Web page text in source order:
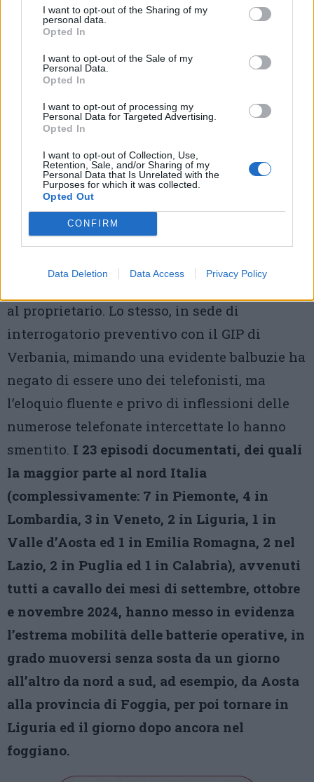
I want to opt-out of the Sharing of my
personal data.
Opted In
I want to opt-out of the Sale of my
Personal Data.
Opted In
I want to opt-out of processing my
Personal Data for Targeted Advertising.
Opted In
I want to opt-out of Collection, Use,
Retention, Sale, and/or Sharing of my
Personal Data that Is Unrelated with the
Purposes for which it was collected.
Opted Out
CONFIRM
Data Deletion Data Access Privacy Policy
la corrispondenza una volta rientrato a
Napoli e consegnato loro
dell’indagine i carabinieri hanno effettuato
anche una perquisizione nell’abitazione dei
telefonisti, dove una stanza era stata adibita
a call-center, per raccogliere ulteriori fonti di
prova. In quell’occasione uno dei due
telefonisti era riuscito a scappare calandosi
da una finestra dileguandosi per i vicoli del
quartiere, ma i militari erano riusciti
comunque ad identificarlo grazie alla chiave
della sua auto lasciata in casa e una volta
al proprietario. Lo stesso, in sede di
interrogatorio preventivo con il GIP di
Verbania, mimando una evidente balbuzie ha
negato di essere uno dei telefonisti, ma
l’eloquio fluente e privo di inflessioni delle
numerose telefonate intercettate lo hanno
smentito. I 23 episodi documentati, dei quali
la maggior parte al nord Italia
(complessivamente: 7 in Piemonte, 4 in
Lombardia, 3 in Veneto, 2 in Liguria, 1 in
Valle d’Aosta ed 1 in Emilia Romagna, 2 nel
Lazio, 2 in Puglia ed 1 in Calabria), avvenuti
tutti a cavallo dei mesi di settembre, ottobre
e novembre 2024, hanno messo in evidenza
l’estrema mobilità delle batterie operative, in
grado muoversi senza sosta da un giorno
all’altro da nord a sud, ad esempio, da Aosta
alla provincia di Foggia, per poi tornare in
Liguria ed il giorno dopo ancora nel
foggiano.